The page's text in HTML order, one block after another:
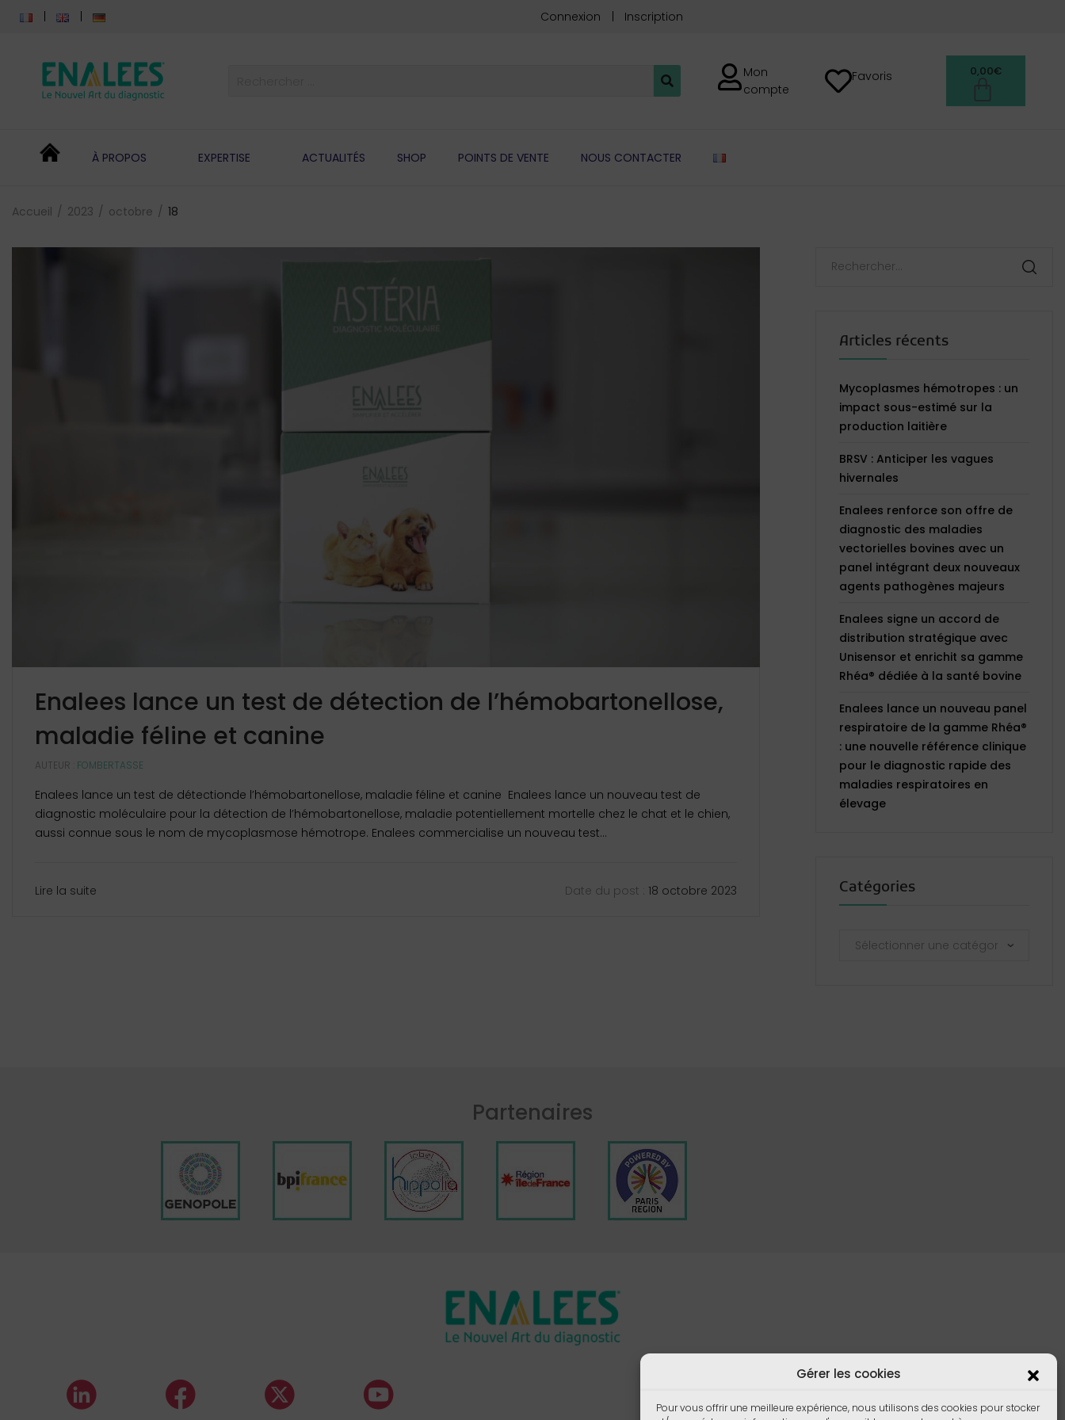
Gérer les cookies
Pour vous offrir une meilleure expérience, nous utilisons des cookies pour stocker
Connexion Inscription
Mon
compte
Favoris 0,00€
À PROPOS EXPERTISE ACTUALITÉS SHOP POINTS DE VENTE NOUS CONTACTER
Accueil 2023 octobre 18
Enalees lance un test de détection de l’hémobartonellose,
maladie féline et canine
AUTEUR : FOMBERTASSE
Enalees lance un test de détectionde l’hémobartonellose, maladie féline et canine Enalees lance un nouveau test de
diagnostic moléculaire pour la détection de l’hémobartonellose, maladie potentiellement mortelle chez le chat et le chien,
aussi connue sous le nom de mycoplasmose hémotrope. Enalees commercialise un nouveau test...
Lire la suite Date du post : 18 octobre 2023
Articles récents
Mycoplasmes hémotropes : un
impact sous-estimé sur la
production laitière
BRSV : Anticiper les vagues
hivernales
Enalees renforce son offre de
diagnostic des maladies
vectorielles bovines avec un
panel intégrant deux nouveaux
agents pathogènes majeurs
Enalees signe un accord de
distribution stratégique avec
Unisensor et enrichit sa gamme
Rhéa® dédiée à la santé bovine
Enalees lance un nouveau panel
respiratoire de la gamme Rhéa®
: une nouvelle référence clinique
pour le diagnostic rapide des
maladies respiratoires en
élevage
Catégories
Partenaires